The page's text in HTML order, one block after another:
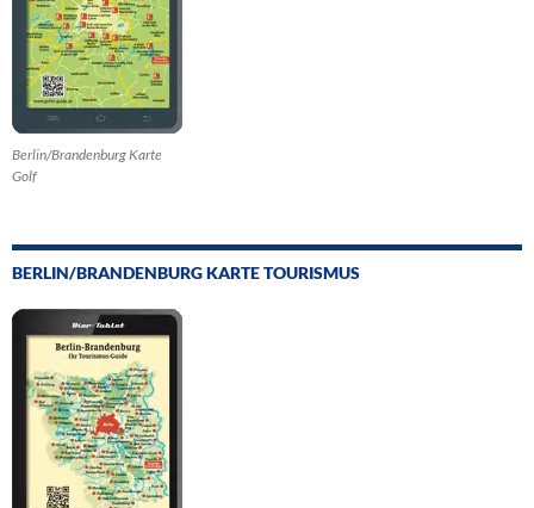
Berlin/Brandenburg Karte
Golf
BERLIN/BRANDENBURG KARTE TOURISMUS